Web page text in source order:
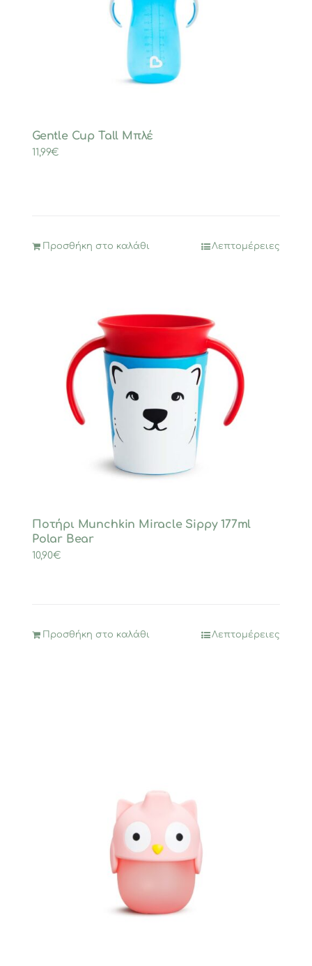
Gentle Cup Tall Μπλέ
11,99€
Προσθήκη στο καλάθι Λεπτομέρειες
Ποτήρι Munchkin Miracle Sippy 177ml
Polar Bear
10,90€
Προσθήκη στο καλάθι Λεπτομέρειες